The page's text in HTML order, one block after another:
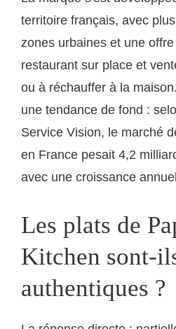
territoire français, avec
zones urbaines et une
restaurant sur place et
ou à réchauffer à la
une tendance de fond :
Service Vision, le marché
en France pesait 4,2
avec une croissance
Les plats de
Kitchen sont-
authentiques ?